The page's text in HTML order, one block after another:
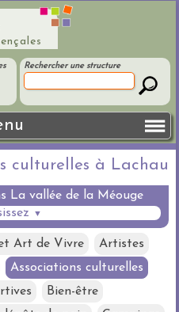
Rechercher une structure
culturelles à Lachau
La vallée de la Méouge
▼
Art de Vivre
Artistes
Associations culturelles
Bien-être